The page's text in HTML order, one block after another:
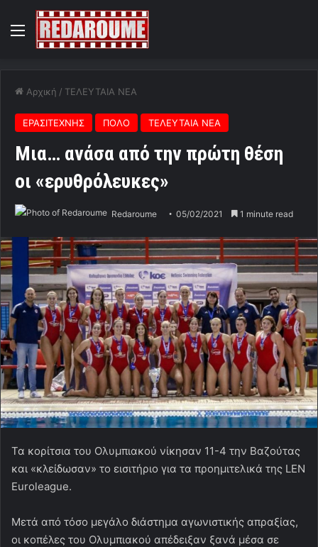
Menu
Αρχική / ΤΕΛΕΥΤΑΙΑ ΝΕΑ
ΕΡΑΣΙΤΕΧΝΗΣ ΠΟΛΟ ΤΕΛΕΥΤΑΙΑ ΝΕΑ
Μια… ανάσα από την πρώτη θέση
οι «ερυθρόλευκες»
Redaroume 05/02/2021 1 minute read
Τα κορίτσια του Ολυμπιακού νίκησαν 11-4 την Βαζούτας
και «κλείδωσαν» το εισιτήριο για τα προημιτελικά της LEN
Euroleague.
Μετά από τόσο μεγάλο διάστημα αγωνιστικής απραξίας,
οι κοπέλες του Ολυμπιακού απέδειξαν ξανά μέσα σε